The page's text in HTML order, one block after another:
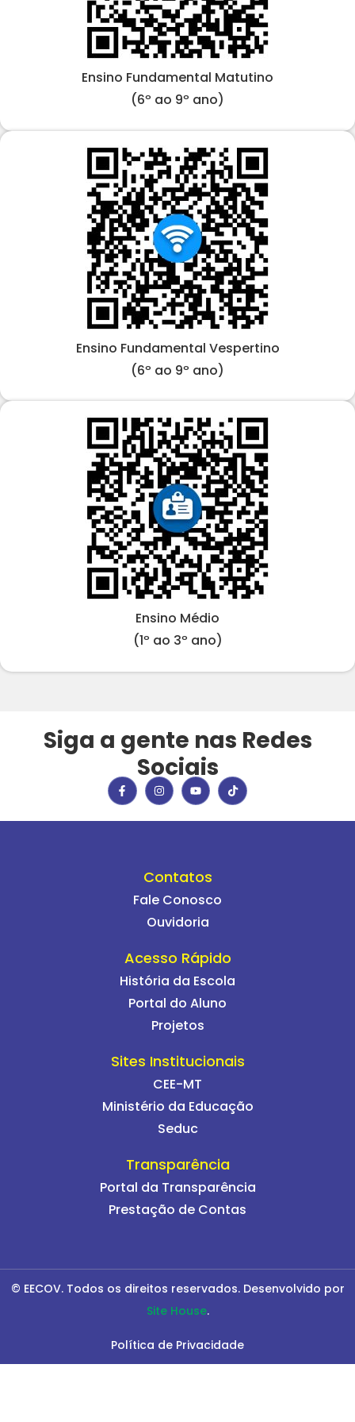
Ensino Fundamental Matutino
(6º ao 9º ano)
Ensino Fundamental Vespertino
(6º ao 9º ano)
Ensino Médio
(1º ao 3º ano)
Siga a gente nas Redes
Sociais
Contatos
Fale Conosco
Ouvidoria
Acesso Rápido
História da Escola
Portal do Aluno
Projetos
Sites Institucionais
CEE-MT
Ministério da Educação
Seduc
Transparência
Portal da Transparência
Prestação de Contas
© EECOV. Todos os direitos reservados. Desenvolvido por
Site House.
Política de Privacidade